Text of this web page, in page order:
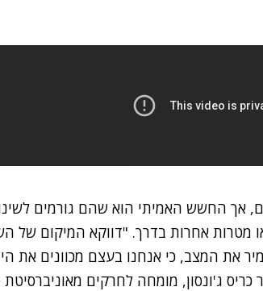
יתושים בכל יום, אך החשש האמיתי הוא שהם גורמים
מטרות אחרות בדרך. "דווקא המיקום של
את המצב, כי אנחנו בעצם מכוונים את
ג'ונסון, מומחה לחרקים